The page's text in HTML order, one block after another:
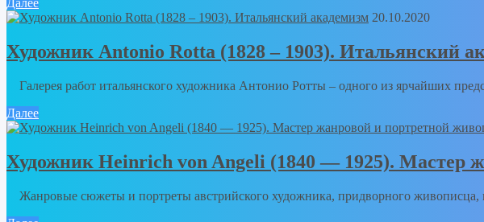
Далее
20.10.2020
Художник Antonio Rotta (1828 – 1903). Итальянский
Галерея работ итальянского художника Антонио Ротты – одного из ярчайших
Далее
Художник Heinrich von Angeli (1840 — 1925). Мастер
Жанровые сюжеты и портреты австрийского художника, придворного живописца,